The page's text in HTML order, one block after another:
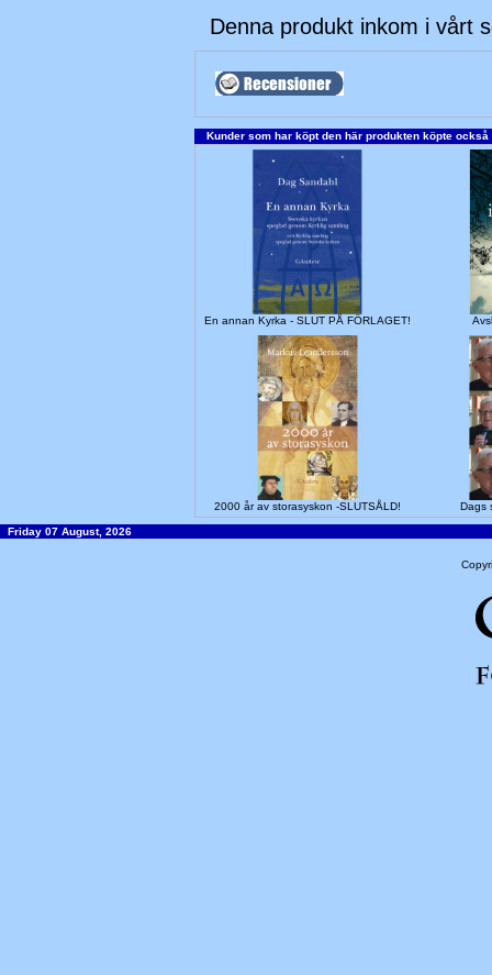
Denna produkt inkom i vårt
Kunder som har köpt den här produkten köpte också
En annan Kyrka - SLUT PÅ FÖRLAGET!
2000 år av storasyskon -SLUTSÅLD! Dags
Friday 07 August, 2026